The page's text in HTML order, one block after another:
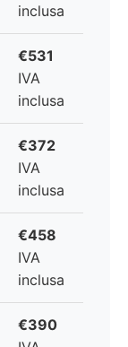
inclusa
€531
IVA
inclusa
€372
IVA
inclusa
€458
IVA
inclusa
€390